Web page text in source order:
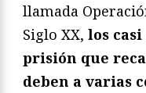
llamada
Siglo XX, los
prisión que
deben a varias